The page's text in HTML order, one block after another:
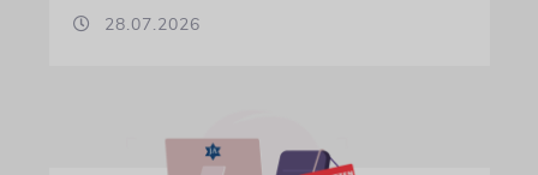
28.07.2026